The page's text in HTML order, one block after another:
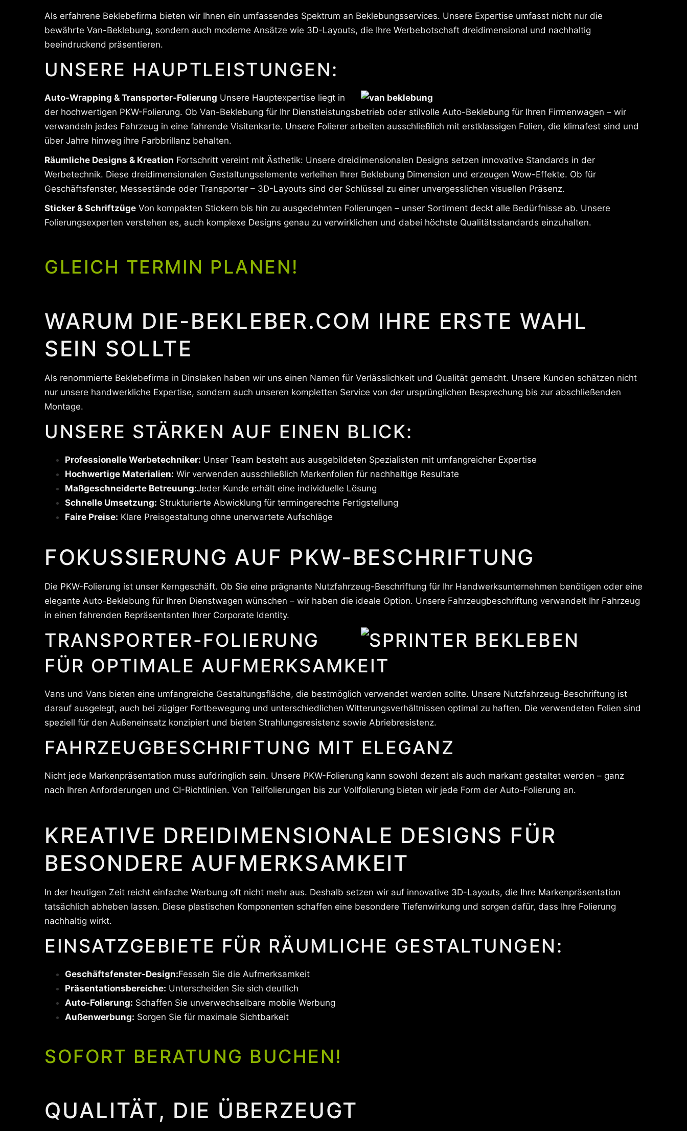
Als erfahrene Beklebefirma bieten wir Ihnen ein umfassendes Spektrum an Beklebungsservices. Unsere Expertise umfasst nicht nur die
bewährte Van-Beklebung, sondern auch moderne Ansätze wie 3D-Layouts, die Ihre Werbebotschaft dreidimensional und nachhaltig
beeindruckend präsentieren.
UNSERE HAUPTLEISTUNGEN:
Auto-Wrapping & Transporter-Folierung Unsere Hauptexpertise liegt in
der hochwertigen PKW-Folierung. Ob Van-Beklebung für Ihr Dienstleistungsbetrieb oder stilvolle Auto-Beklebung für Ihren Firmenwagen – wir
verwandeln jedes Fahrzeug in eine fahrende Visitenkarte. Unsere Folierer arbeiten ausschließlich mit erstklassigen Folien, die klimafest sind und
über Jahre hinweg ihre Farbbrillanz behalten.
Räumliche Designs & Kreation Fortschritt vereint mit Ästhetik: Unsere dreidimensionalen Designs setzen innovative Standards in der
Werbetechnik. Diese dreidimensionalen Gestaltungselemente verleihen Ihrer Beklebung Dimension und erzeugen Wow-Effekte. Ob für
Geschäftsfenster, Messestände oder Transporter – 3D-Layouts sind der Schlüssel zu einer unvergesslichen visuellen Präsenz.
Sticker & Schriftzüge Von kompakten Stickern bis hin zu ausgedehnten Folierungen – unser Sortiment deckt alle Bedürfnisse ab. Unsere
Folierungsexperten verstehen es, auch komplexe Designs genau zu verwirklichen und dabei höchste Qualitätsstandards einzuhalten.
GLEICH TERMIN PLANEN!
WARUM DIE-BEKLEBER.COM IHRE ERSTE WAHL
SEIN SOLLTE
Als renommierte Beklebefirma in Dinslaken haben wir uns einen Namen für Verlässlichkeit und Qualität gemacht. Unsere Kunden schätzen nicht
nur unsere handwerkliche Expertise, sondern auch unseren kompletten Service von der ursprünglichen Besprechung bis zur abschließenden
Montage.
UNSERE STÄRKEN AUF EINEN BLICK:
Professionelle Werbetechniker: Unser Team besteht aus ausgebildeten Spezialisten mit umfangreicher Expertise
Hochwertige Materialien: Wir verwenden ausschließlich Markenfolien für nachhaltige Resultate
Maßgeschneiderte Betreuung:Jeder Kunde erhält eine individuelle Lösung
Schnelle Umsetzung: Strukturierte Abwicklung für termingerechte Fertigstellung
Faire Preise: Klare Preisgestaltung ohne unerwartete Aufschläge
FOKUSSIERUNG AUF PKW-BESCHRIFTUNG
Die PKW-Folierung ist unser Kerngeschäft. Ob Sie eine prägnante Nutzfahrzeug-Beschriftung für Ihr Handwerksunternehmen benötigen oder eine
elegante Auto-Beklebung für Ihren Dienstwagen wünschen – wir haben die ideale Option. Unsere Fahrzeugbeschriftung verwandelt Ihr Fahrzeug
in einen fahrenden Repräsentanten Ihrer Corporate Identity.
TRANSPORTER-FOLIERUNG
FÜR OPTIMALE AUFMERKSAMKEIT
Vans und Vans bieten eine umfangreiche Gestaltungsfläche, die bestmöglich verwendet werden sollte. Unsere Nutzfahrzeug-Beschriftung ist
darauf ausgelegt, auch bei zügiger Fortbewegung und unterschiedlichen Witterungsverhältnissen optimal zu haften. Die verwendeten Folien sind
speziell für den Außeneinsatz konzipiert und bieten Strahlungsresistenz sowie Abriebresistenz.
FAHRZEUGBESCHRIFTUNG MIT ELEGANZ
Nicht jede Markenpräsentation muss aufdringlich sein. Unsere PKW-Folierung kann sowohl dezent als auch markant gestaltet werden – ganz
nach Ihren Anforderungen und CI-Richtlinien. Von Teilfolierungen bis zur Vollfolierung bieten wir jede Form der Auto-Folierung an.
KREATIVE DREIDIMENSIONALE DESIGNS FÜR
BESONDERE AUFMERKSAMKEIT
In der heutigen Zeit reicht einfache Werbung oft nicht mehr aus. Deshalb setzen wir auf innovative 3D-Layouts, die Ihre Markenpräsentation
tatsächlich abheben lassen. Diese plastischen Komponenten schaffen eine besondere Tiefenwirkung und sorgen dafür, dass Ihre Folierung
nachhaltig wirkt.
EINSATZGEBIETE FÜR RÄUMLICHE GESTALTUNGEN:
Geschäftsfenster-Design:Fesseln Sie die Aufmerksamkeit
Präsentationsbereiche: Unterscheiden Sie sich deutlich
Auto-Folierung: Schaffen Sie unverwechselbare mobile Werbung
Außenwerbung: Sorgen Sie für maximale Sichtbarkeit
SOFORT BERATUNG BUCHEN!
QUALITÄT, DIE ÜBERZEUGT